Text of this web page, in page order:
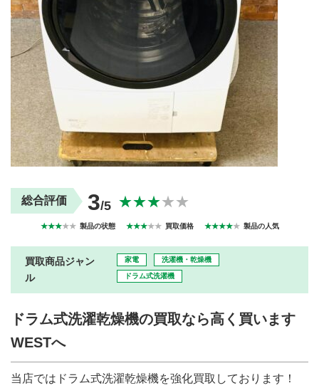
選べる買取方法
よくある質問
お客様の声
運営会社
取り組み
新着情報
プライバシーポリシー
規約・同意書
本人確認書類アップロード
梱包
ガイド
お客様へ
買取価格表を
お探しの方へ
総合評価 3/5 ★★★★★
★★★★★ 製品の状態 ★★★★★ 買取価格 ★★★★★ 製品の人気
買取商品ジャン
ル
家電 洗濯機・乾燥機
ドラム式洗濯機
ドラム式洗濯乾燥機の買取なら高く買います
WESTへ
当店ではドラム式洗濯乾燥機を強化買取しております！